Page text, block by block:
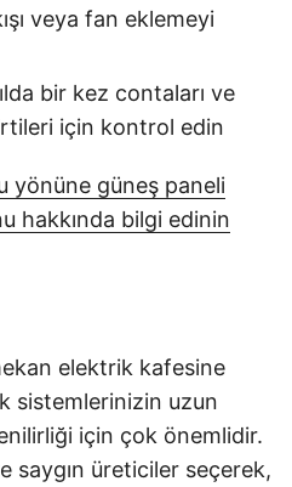
veya fan eklemeyi
bir kez contaları ve
için kontrol edin
yönüne güneş paneli
hakkında bilgi edinin
elektrik kafesine
sistemlerinizin uzun
için çok önemlidir.
saygın üreticiler seçerek,